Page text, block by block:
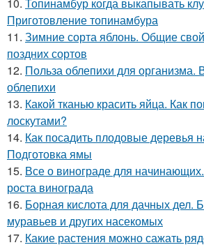
Приготовление топинамбура
11. Зимние сорта яблонь. Общие
поздних сортов
12. Польза облепихи для организма.
облепихи
13. Какой тканью красить яйца. Как
лоскутами?
14. Как посадить плодовые деревья
Подготовка ямы
15. Все о винограде для
роста винограда
16. Борная кислота для дачных дел.
муравьев и других насекомых
17. Какие растения можно сажать